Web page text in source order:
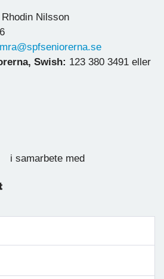
Nilsson
Swish: 123 380 3491 eller
i samarbete med